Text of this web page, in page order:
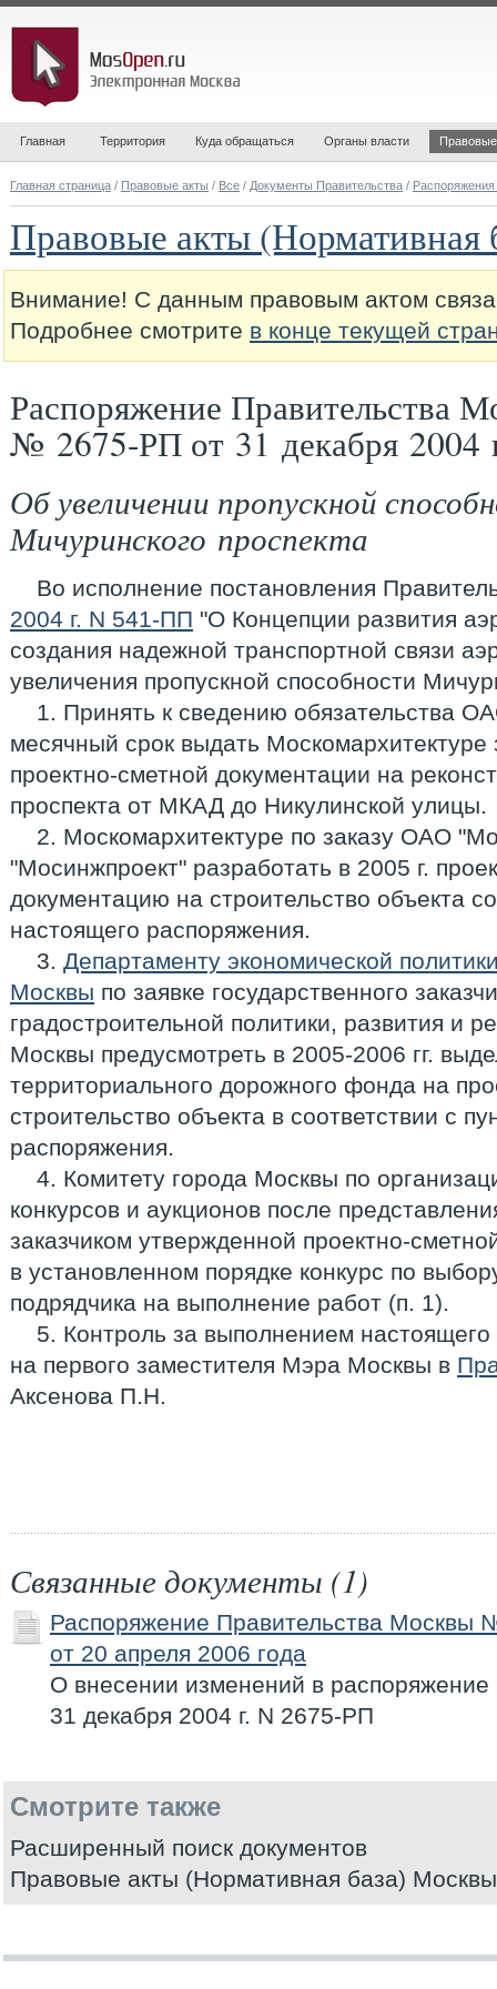
Главная Территория Куда обращаться Органы власти
Главная страница / Правовые акты / Все / Документы Правительства /
Правовые акты (Нормативная
Внимание! С данным правовым актом
Подробнее смотрите в конце текущей
Распоряжение Правительства
№ 2675-РП от 31 декабря 2004
Об увеличении пропускной
Мичуринского проспекта
Во исполнение постановления
2004 г. N 541-ПП "О Концепции развития
создания надежной транспортной связи
увеличения пропускной способности
1. Принять к сведению обязательства
месячный срок выдать Москомархитектуре
проектно-сметной документации на
проспекта от МКАД до Никулинской улицы.
2. Москомархитектуре по заказу ОАО
"Мосинжпроект" разработать в 2005 г.
документацию на строительство объекта
настоящего распоряжения.
3. Департаменту экономической
Москвы по заявке государственного
градостроительной политики, развития и
Москвы предусмотреть в 2005-2006 гг.
территориального дорожного фонда на
строительство объекта в соответствии с
распоряжения.
4. Комитету города Москвы по
конкурсов и аукционов после
заказчиком утвержденной проектно-
в установленном порядке конкурс по
подрядчика на выполнение работ (п. 1).
5. Контроль за выполнением
на первого заместителя Мэра Москвы в
Аксенова П.Н.
Связанные документы (1)
Распоряжение Правительства Москвы
от 20 апреля 2006 года
О внесении изменений в
31 декабря 2004 г. N 2675-РП
Смотрите также
Расширенный поиск документов
Правовые акты (Нормативная база) Москвы